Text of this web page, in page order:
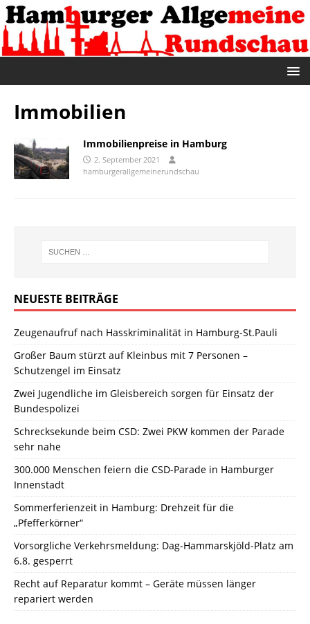
Immobilien
Immobilienpreise in Hamburg
2. September 2021
hamburgerallgemeinerundschau
NEUESTE BEITRÄGE
Zeugenaufruf nach Hasskriminalität in Hamburg-St.Pauli
Großer Baum stürzt auf Kleinbus mit 7 Personen –
Schutzengel im Einsatz
Zwei Jugendliche im Gleisbereich sorgen für Einsatz der
Bundespolizei
Schrecksekunde beim CSD: Zwei PKW kommen der Parade
sehr nahe
300.000 Menschen feiern die CSD-Parade in Hamburger
Innenstadt
Sommerferienzeit in Hamburg: Drehzeit für die
„Pfefferkörner“
Vorsorgliche Verkehrsmeldung: Dag-Hammarskjöld-Platz am
6.8. gesperrt
Recht auf Reparatur kommt – Geräte müssen länger
repariert werden